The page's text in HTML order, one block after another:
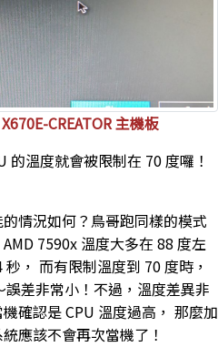
CREATOR 主機板
的溫度就會被限制在 70 度囉！
情況如何？鳥哥跑同樣的模式
7590x 溫度大多在 88 度左
， 而有限制溫度到 70 度時，
差非常小！不過，溫度差異非
確認是 CPU 溫度過高， 那麼加
應該不會再次當機了！